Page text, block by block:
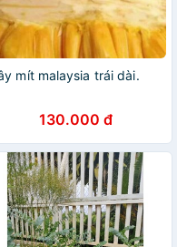
mít malaysia trái dài.
130.000 đ